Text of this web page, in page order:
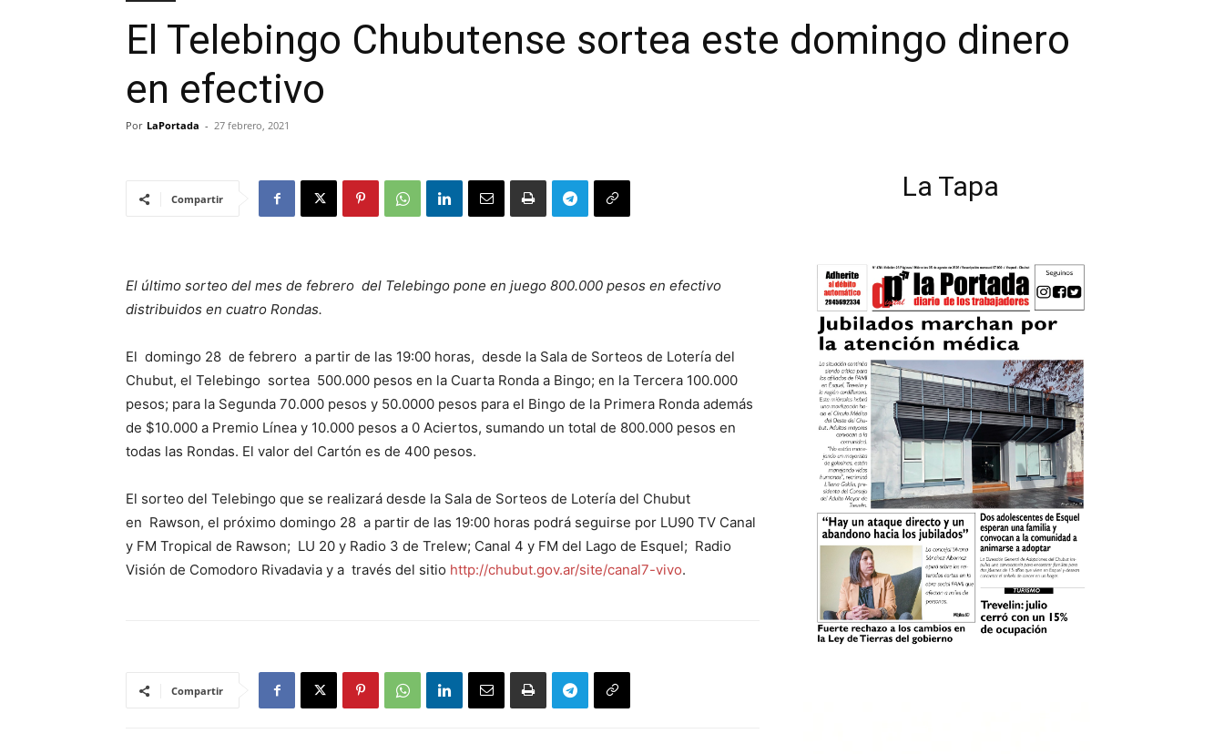
El Telebingo Chubutense sortea este domingo dinero
en efectivo
Por LaPortada - 27 febrero, 2021
Compartir
El último sorteo del mes de febrero del Telebingo pone en juego 800.000 pesos en efectivo
distribuidos en cuatro Rondas.
El domingo 28 de febrero a partir de las 19:00 horas, desde la Sala de Sorteos de Lotería del
Chubut, el Telebingo sortea 500.000 pesos en la Cuarta Ronda a Bingo; en la Tercera 100.000
pesos; para la Segunda 70.000 pesos y 50.0000 pesos para el Bingo de la Primera Ronda además
de $10.000 a Premio Línea y 10.000 pesos a 0 Aciertos, sumando un total de 800.000 pesos en
todas las Rondas. El valor del Cartón es de 400 pesos.
El sorteo del Telebingo que se realizará desde la Sala de Sorteos de Lotería del Chubut
en Rawson, el próximo domingo 28 a partir de las 19:00 horas podrá seguirse por LU90 TV Canal
y FM Tropical de Rawson; LU 20 y Radio 3 de Trelew; Canal 4 y FM del Lago de Esquel; Radio
Visión de Comodoro Rivadavia y a través del sitio http://chubut.gov.ar/site/canal7-vivo.
Compartir
La Tapa